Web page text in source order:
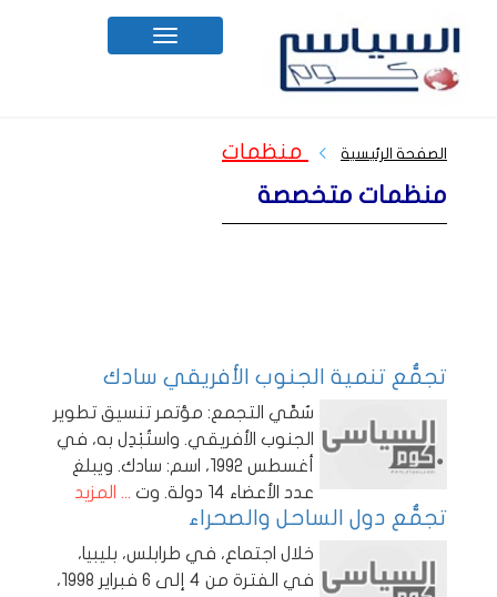
Toggle
navigation
الصفحة الرئيسية منظمات
منظمات متخصصة
تجمُّع تنمية الجنوب الأفريقي سادك
سُمِّي التجمع: مؤتمر تنسيق تطوير
الجنوب الأفريقي. واستُبْدِل به، في
أغسطس 1992، اسم: سادك. ويبلغ
عدد الأعضاء 14 دولة. وت
... المزيد
تجمُّع دول الساحل والصحراء
خلال اجتماع، في طرابلس، بليبيا،
في الفترة من 4 إلى 6 فبراير 1998،